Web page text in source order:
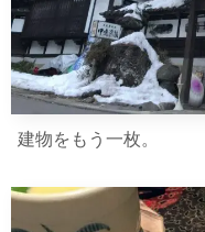
建物をもう一枚。